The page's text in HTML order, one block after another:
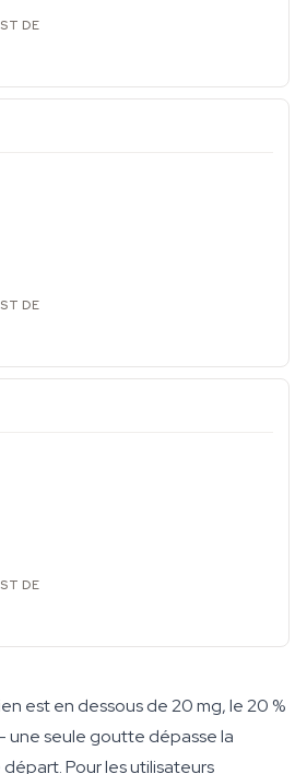
est en dessous de 20 mg, le 20 %
une seule goutte dépasse la
Pour les utilisateurs